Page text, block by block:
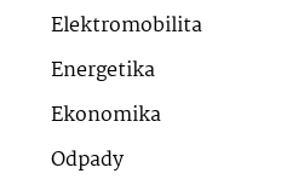
Elektromobilita
Energetika
Ekonomika
Odpady